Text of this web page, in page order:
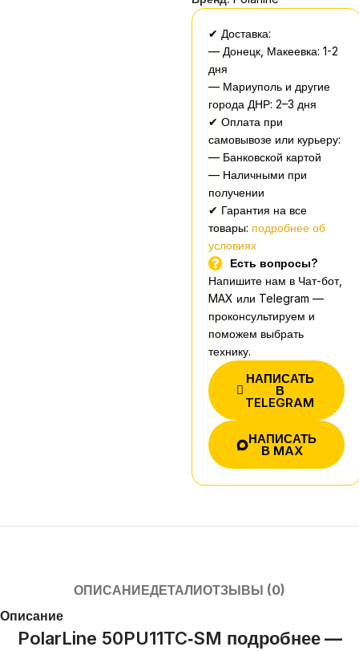
✔ Доставка:
— Донецк, Макеевка: 1-2
дня
— Мариуполь и другие
города ДНР: 2–3 дня
✔ Оплата при
самовывозе или курьеру:
— Банковской картой
— Наличными при
получении
✔ Гарантия на все
товары: подробнее об
условиях
Есть вопросы?
Напишите нам в Чат-бот,
MAX или Telegram —
проконсультируем и
поможем выбрать
технику.
НАПИСАТЬ
В
TELEGRAM
НАПИСАТЬ
В MAX
ОПИСАНИЕДЕТАЛИОТЗЫВЫ (0)
Описание
PolarLine 50PU11TC‑SM подробнее—